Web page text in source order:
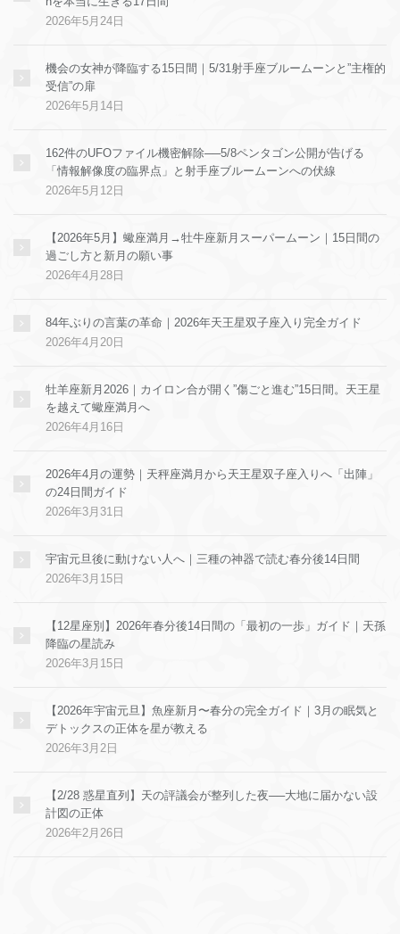
2026年5月24日
機会の女神が降臨する15日間｜5/31射手座ブルームーンと”主権的
受信”の扉
2026年5月14日
162件のUFOファイル機密解除──5/8ペンタゴン公開が告げる
「情報解像度の臨界点」と射手座ブルームーンへの伏線
2026年5月12日
【2026年5月】蠍座満月→牡牛座新月スーパームーン｜15日間の
過ごし方と新月の願い事
2026年4月28日
84年ぶりの言葉の革命｜2026年天王星双子座入り完全ガイド
2026年4月20日
牡羊座新月2026｜カイロン合が開く”傷ごと進む”15日間。天王星
を越えて蠍座満月へ
2026年4月16日
2026年4月の運勢｜天秤座満月から天王星双子座入りへ「出陣」
の24日間ガイド
2026年3月31日
宇宙元旦後に動けない人へ｜三種の神器で読む春分後14日間
2026年3月15日
【12星座別】2026年春分後14日間の「最初の一歩」ガイド｜天孫
降臨の星読み
2026年3月15日
【2026年宇宙元旦】魚座新月〜春分の完全ガイド｜3月の眠気と
デトックスの正体を星が教える
2026年3月2日
【2/28 惑星直列】天の評議会が整列した夜──大地に届かない設
計図の正体
2026年2月26日